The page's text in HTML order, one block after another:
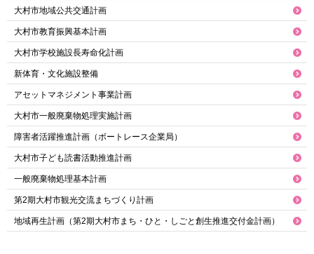
大村市地域公共交通計画
大村市教育振興基本計画
大村市学校施設長寿命化計画
新体育・文化施設整備
アセットマネジメント事業計画
大村市一般廃棄物処理実施計画
障害者活躍推進計画（ボートレース企業局）
大村市子ども読書活動推進計画
一般廃棄物処理基本計画
第2期大村市観光交流まちづくり計画
地域再生計画（第2期大村市まち・ひと・しごと創生推進交付金計画）